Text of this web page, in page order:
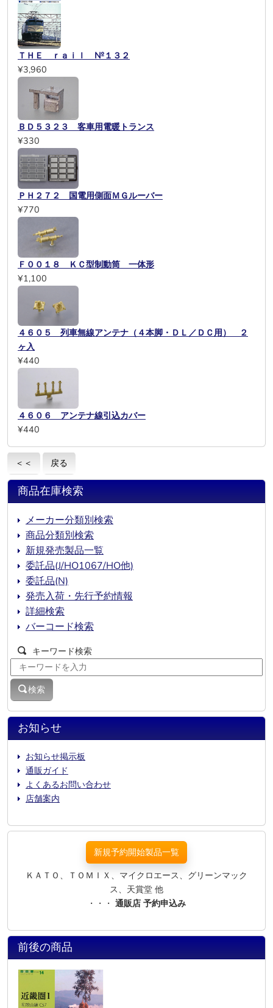
ＴＨＥ ｒａｉｌ №１３２
¥3,960
ＢＤ５３２３ 客車用電暖トランス
¥330
ＰＨ２７２ 国電用側面ＭＧルーバー
¥770
Ｆ００１８ ＫＣ型制動筒 一体形
¥1,100
４６０５ 列車無線アンテナ（４本脚・ＤＬ／ＤＣ用） ２
ヶ入
¥440
４６０６ アンテナ線引込カバー
¥440
＜＜ 戻る
お知らせ
お知らせ掲示板
通販ガイド
よくあるお問い合わせ
店舗案内
商品在庫検索
メーカー分類別検索
商品分類別検索
新規発売製品一覧
委託品(J/HO1067/HO他)
委託品(N)
発売入荷・先行予約情報
詳細検索
バーコード検索
キーワード検索
検索
新規予約開始製品一覧
ＫＡＴＯ、ＴＯＭＩＸ、マイクロエース、グリーンマック
ス、天賞堂 他
・・・ 通販店 予約申込み
前後の商品